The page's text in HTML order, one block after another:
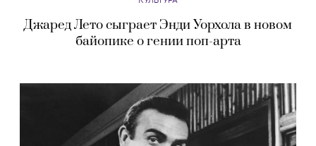
Джаред Лето сыграет Энди Уорхола в новом
байопике о гении поп-арта